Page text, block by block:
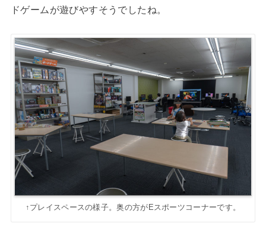
ドゲームが遊びやすそうでしたね。
↑プレイスペースの様子。奥の方がEスポーツコーナーです。